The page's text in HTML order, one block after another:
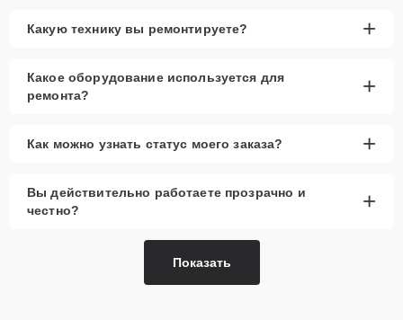
Какую технику вы ремонтируете? +
Какое оборудование используется для
ремонта?
+
Как можно узнать статус моего заказа? +
Вы действительно работаете прозрачно и
честно?
+
Показать